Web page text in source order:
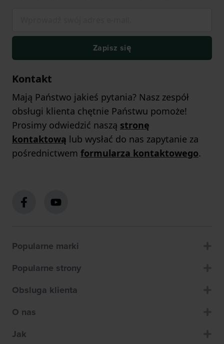
Zapisz się
Kontakt
Mają Państwo jakieś pytania? Nasz zespół
obsługi klienta chętnie Państwu pomoże!
Prosimy odwiedzić naszą stronę
kontaktową lub wysłać do nas zapytanie za
pośrednictwem formularza kontaktowego.
Popularne marki
Popularne strony
Obsluga klienta
O nas
Jak